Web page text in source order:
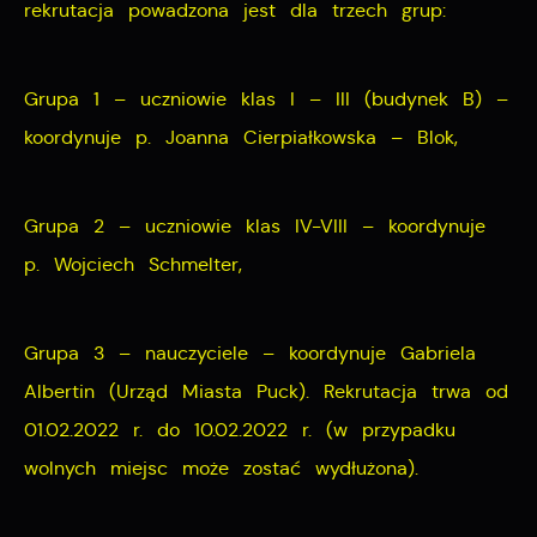
rekrutacja powadzona jest dla trzech grup:
Grupa 1 – uczniowie klas I – III (budynek B) –
koordynuje p. Joanna Cierpiałkowska – Blok,
Grupa 2 – uczniowie klas IV-VIII – koordynuje
p. Wojciech Schmelter,
Grupa 3 – nauczyciele – koordynuje Gabriela
Albertin (Urząd Miasta Puck). Rekrutacja trwa od
01.02.2022 r. do 10.02.2022 r. (w przypadku
wolnych miejsc może zostać wydłużona).
dostawców usług. Firmy te działają w charakterze
społecznościowych.